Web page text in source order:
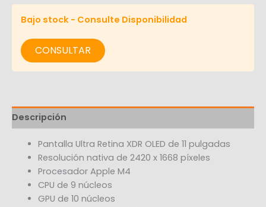
Bajo stock - Consulte Disponibilidad
CONSULTAR
Descripción
Pantalla Ultra Retina XDR OLED de 11 pulgadas
Resolución nativa de 2420 x 1668 píxeles
Procesador Apple M4
CPU de 9 núcleos
GPU de 10 núcleos